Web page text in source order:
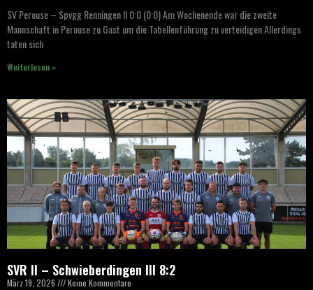
SV Perouse – Spvgg Renningen II 0:0 (0:0) Am Wochenende war die zweite
Mannschaft in Perouse zu Gast um die Tabellenführung zu verteidigen.Allerdings
taten sich
Weiterlesen »
SVR II – Schwieberdingen III 8:2
März 19, 2026 Keine Kommentare